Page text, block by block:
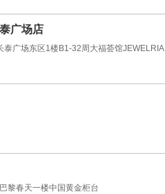
广场店
广场东区1楼B1-32周大福荟馆JEWELRIA
黎春天一楼中国黄金柜台